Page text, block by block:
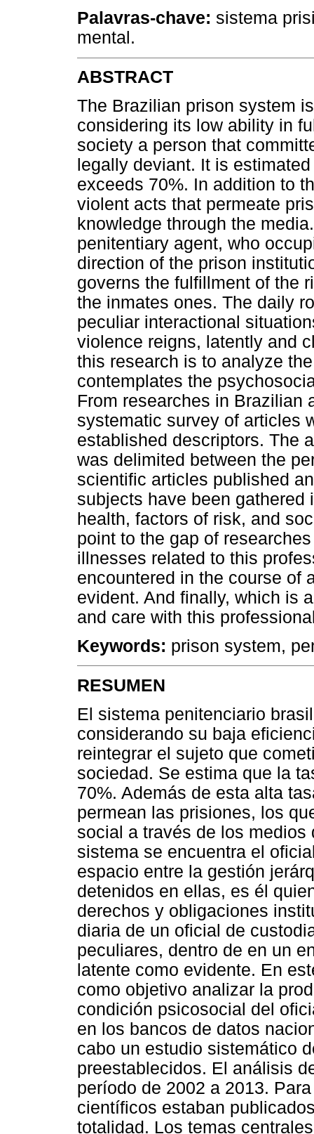
Palavras-chave: sistema
mental.
ABSTRACT
The Brazilian prison system
considering its low ability in
society a person that
legally deviant. It is
exceeds 70%. In addition to
violent acts that permeate
knowledge through the
penitentiary agent, who
direction of the prison
governs the fulfillment of the
the inmates ones. The daily
peculiar interactional
violence reigns, latently and
this research is to analyze
contemplates the
From researches in Brazilian
systematic survey of articles
established descriptors. The
was delimited between the
scientific articles published
subjects have been
health, factors of risk, and
point to the gap of
illnesses related to this
encountered in the course of
evident. And finally, which is
and care with this
Keywords: prison system,
RESUMEN
El sistema penitenciario
considerando su baja
reintegrar el sujeto que
sociedad. Se estima que la
70%. Además de esta alta
permean las prisiones, los
social a través de los
sistema se encuentra el
espacio entre la gestión
detenidos en ellas, es él
derechos y obligaciones
diaria de un oficial de
peculiares, dentro de en un
latente como evidente. En
como objetivo analizar la
condición psicosocial del
en los bancos de datos
cabo un estudio sistemático
preestablecidos. El análisis
período de 2002 a 2013.
científicos estaban
totalidad. Los temas